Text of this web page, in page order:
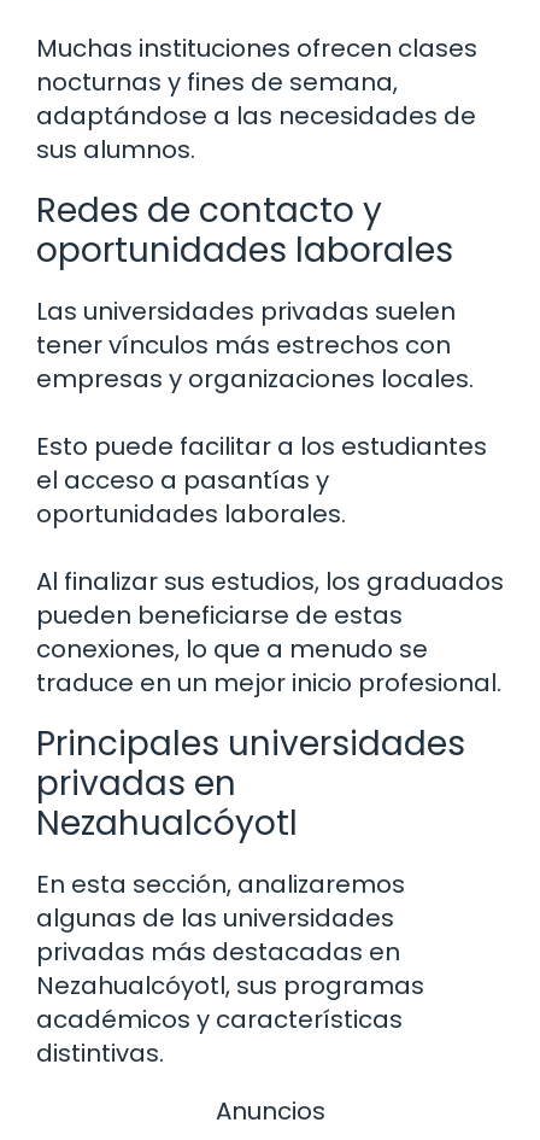
Muchas instituciones ofrecen clases
nocturnas y fines de semana,
adaptándose a las necesidades de
sus alumnos.
Redes de contacto y
oportunidades laborales
Las universidades privadas suelen
tener vínculos más estrechos con
empresas y organizaciones locales.
Esto puede facilitar a los estudiantes
el acceso a pasantías y
oportunidades laborales.
Al finalizar sus estudios, los graduados
pueden beneficiarse de estas
conexiones, lo que a menudo se
traduce en un mejor inicio profesional.
Principales universidades
privadas en
Nezahualcóyotl
En esta sección, analizaremos
algunas de las universidades
privadas más destacadas en
Nezahualcóyotl, sus programas
académicos y características
distintivas.
Anuncios